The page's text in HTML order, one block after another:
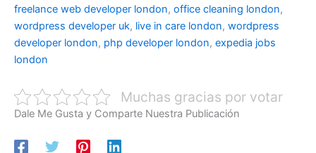
freelance web developer london, office cleaning london,
wordpress developer uk, live in care london, wordpress
developer london, php developer london, expedia jobs
london
Muchas gracias por votar
Dale Me Gusta y Comparte Nuestra Publicación